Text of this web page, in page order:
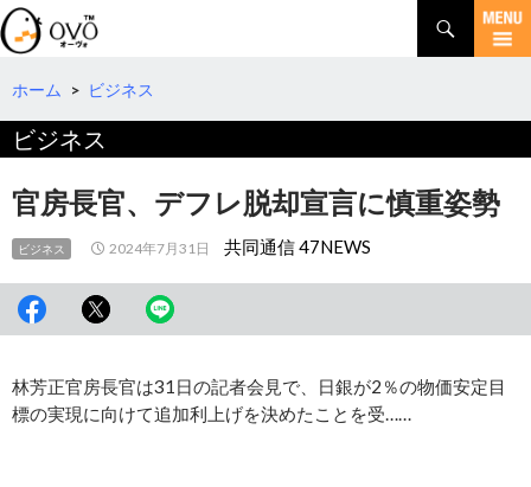
検
索
コ
テ
へ
移
ホーム > ビジネス
ビジネス
官房長官、デフレ脱却宣言に慎重姿勢
ビジネス 2024年7月31日 共同通信 47NEWS
林芳正官房長官は31日の記者会見で、日銀が2％の物価安定目
標の実現に向けて追加利上げを決めたことを受……